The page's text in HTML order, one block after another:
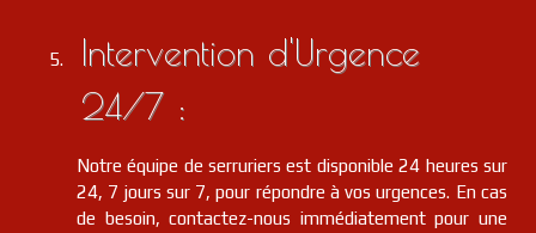
Intervention d'Urgence
24/7 :
Notre équipe de serruriers est disponible 24 heures sur
24, 7 jours sur 7, pour répondre à vos urgences. En cas
de besoin, contactez-nous immédiatement pour une